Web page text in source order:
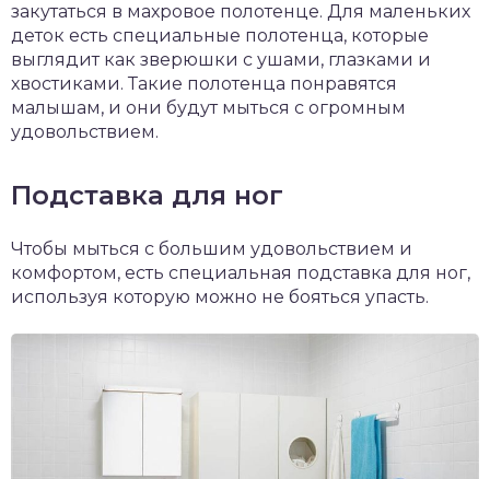
закутаться в махровое полотенце. Для маленьких
деток есть специальные полотенца, которые
выглядит как зверюшки с ушами, глазками и
хвостиками. Такие полотенца понравятся
малышам, и они будут мыться с огромным
удовольствием.
Подставка для ног
Чтобы мыться с большим удовольствием и
комфортом, есть специальная подставка для ног,
используя которую можно не бояться упасть.